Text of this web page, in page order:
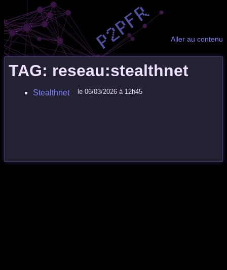
Aller au contenu
TAG: reseau:stealthnet
Stealthnet le 06/03/2026 à 12h45